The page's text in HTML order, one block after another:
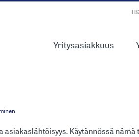
Yritysasiakkuus
Käytännössä